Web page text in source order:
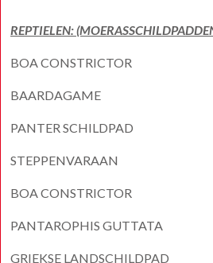
REPTIELEN:
BOA CONSTRICTOR
BAARDAGAME
PANTER SCHILDPAD
STEPPENVARAAN
BOA CONSTRICTOR
PANTAROPHIS GUTTATA
GRIEKSE LANDSCHILDPAD